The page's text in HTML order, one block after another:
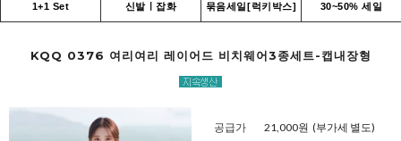
1+1 Set 신발ㅣ잡화 묶음세일[럭키박스] 30~50% 세일
KQQ 0376 여리여리 레이어드 비치웨어3종세트-캡내장형
공급가 21,000원 (부가세 별도)